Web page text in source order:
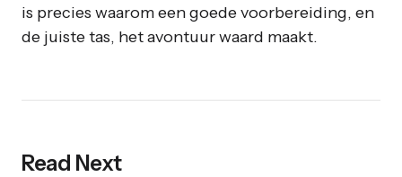
is precies waarom een goede voorbereiding, en
de juiste tas, het avontuur waard maakt.
Read Next